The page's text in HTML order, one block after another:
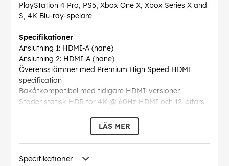
PlayStation 4 Pro, PS5, Xbox One X, Xbox Series X and
S, 4K Blu-ray-spelare
Specifikationer
Anslutning 1: HDMI-A (hane)
Anslutning 2: HDMI-A (hane)
Överensstämmer med Premium High Speed HDMI
specification
Bakåtkompatibel med tidigare HDMI-versioner
Stöder statisk HDR för 4K @ 60Hz HDMI och 12-bitars
Dataöverföringshastighet: Upp till 18 Gbit/s
Stöd för ljudformat: PCM 2.0-7.1, DTS-HD Master Audio,
Dolby TrueHD, 3D Audio
Stöd för: Extended color spaces som t.ex. x.v. Color +
LÄS MER
Specifikationer